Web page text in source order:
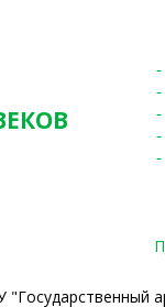
"Государственный